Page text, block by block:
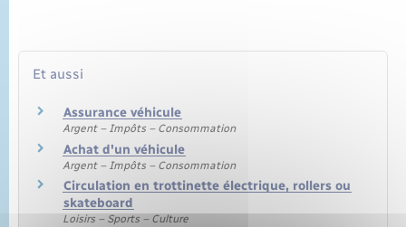
Et aussi
Assurance véhicule
Argent – Impôts – Consommation
Achat d'un véhicule
Argent – Impôts – Consommation
Circulation en trottinette électrique, rollers ou
skateboard
Loisirs – Sports – Culture